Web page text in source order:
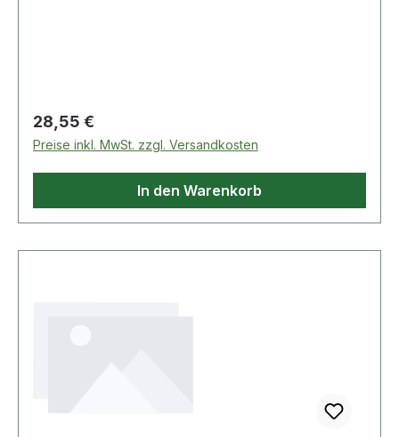
Regulärer Preis:
28,55 €
Preise inkl. MwSt. zzgl. Versandkosten
In den Warenkorb